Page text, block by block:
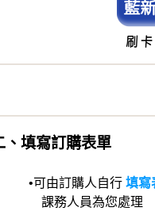
填寫訂購表單
•可由訂購人自行 填寫
課務人員為您處理